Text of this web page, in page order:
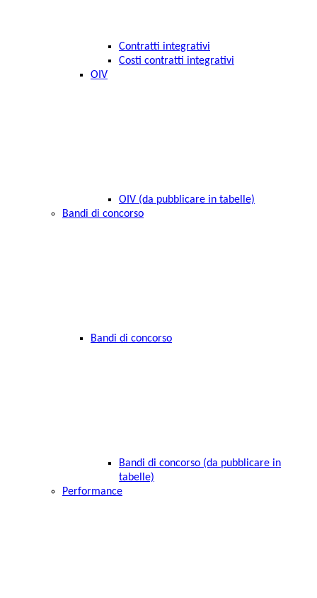
Contratti integrativi
Costi contratti integrativi
OIV
OIV (da pubblicare in tabelle)
Bandi di concorso
Bandi di concorso
Bandi di concorso (da pubblicare in
tabelle)
Performance